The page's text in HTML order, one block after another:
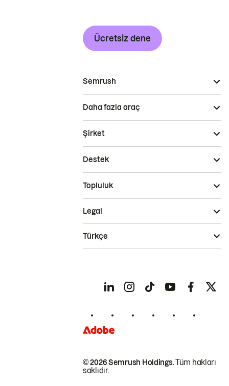
Ücretsiz dene
Semrush
Daha fazla araç
Şirket
Destek
Topluluk
© 2026 Semrush Holdings.Tüm hakları
saklıdır.
Legal
Türkçe